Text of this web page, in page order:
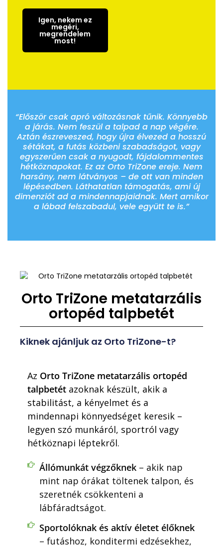
Igen, nekem ez
megéri,
megrendelem
most!
“Először csak apró változásnak tűnik. Könnyebb
a járás. Nem feszül a talpad a nap végére.
Aztán észreveszed, hogy újra élvezed a hosszú
sétákat, a futás közbeni szabadságot, vagy
egyszerűen csak a nyugodt, fájdalommentes
hétköznapokat. Ez az Orto TriZone ereje. Nem
harsány, nem látványos – de ott van minden
lépésedben. Láthatatlan támogatás, ami új
dimenziót ad a mindennapjaidnak. Mert amikor
a lábad felszabadul, vele együtt te is.”
Orto TriZone metatarzális
ortopéd talpbetét
Kiknek ajánljuk az Orto TriZone-t?
Az Orto TriZone metatarzális ortopéd
talpbetét azoknak készült, akik a
stabilitást, a kényelmet és a
mindennapi könnyedséget keresik –
legyen szó munkáról, sportról vagy
hétköznapi léptekről.
Állómunkát végzőknek– akik nap
mint nap órákat töltenek talpon, és
szeretnék csökkenteni a
lábfáradtságot.
Sportolóknak és aktív életet élőknek
– futáshoz, konditermi edzésekhez,